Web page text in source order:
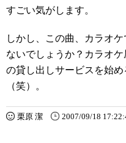
すごい気がします。
しかし、この曲、カラオ
ないでしょうか？カラオ
の貸し出しサービスを始
（笑）。
栗原 潔 2007/09/18